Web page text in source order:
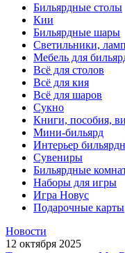
Бильярдные столы
Кии
Бильярдные шары
Светильники,
Мебель для
Всё для столов
Всё для кия
Всё для шаров
Сукно
Книги, пособия,
Мини-бильярд
Интерьер
Сувениры
Бильярдные
Наборы для игры
Игра Новус
Подарочные карты
Новости
12 октября 2025